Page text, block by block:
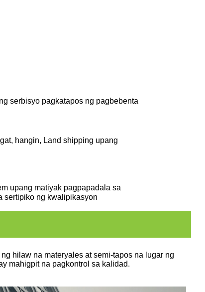
serbisyo pagkatapos ng pagbebenta
hangin, Land shipping upang
upang matiyak pagpapadala sa
sertipiko ng kwalipikasyon
hilaw na materyales at semi-tapos na lugar ng
mahigpit na pagkontrol sa kalidad.